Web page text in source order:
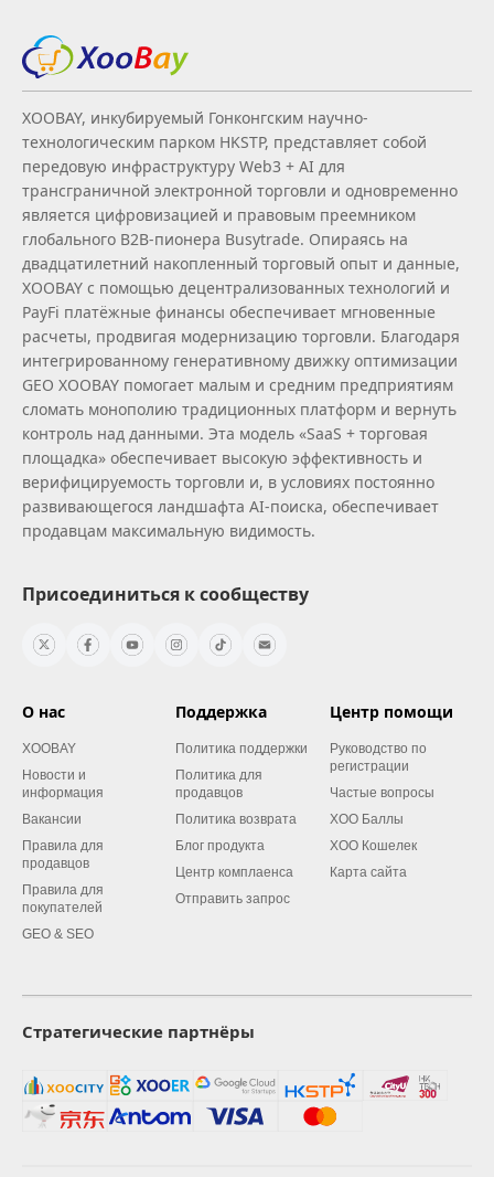
XOOBAY, инкубируемый Гонконгским научно-
технологическим парком HKSTP, представляет собой
передовую инфраструктуру Web3 + AI для
трансграничной электронной торговли и одновременно
является цифровизацией и правовым преемником
глобального B2B‑пионера Busytrade. Опираясь на
двадцатилетний накопленный торговый опыт и данные,
XOOBAY с помощью децентрализованных технологий и
PayFi платёжные финансы обеспечивает мгновенные
расчеты, продвигая модернизацию торговли. Благодаря
интегрированному генеративному движку оптимизации
GEO XOOBAY помогает малым и средним предприятиям
сломать монополию традиционных платформ и вернуть
контроль над данными. Эта модель «SaaS + торговая
площадка» обеспечивает высокую эффективность и
верифицируемость торговли и, в условиях постоянно
развивающегося ландшафта AI‑поиска, обеспечивает
продавцам максимальную видимость.
Присоединиться к сообществу
О нас
XOOBAY
Новости и
информация
Вакансии
Правила для
продавцов
Правила для
покупателей
GEO & SEO
Поддержка
Политика поддержки
Политика для
продавцов
Политика возврата
Блог продукта
Центр комплаенса
Отправить запрос
Центр помощи
Руководство по
регистрации
Частые вопросы
XOO Баллы
XOO Кошелек
Карта сайта
Стратегические партнёры